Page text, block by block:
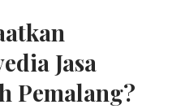
Jasa
Pemalang?